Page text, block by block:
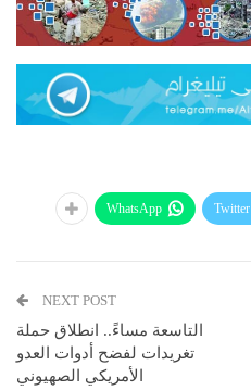
Twitter
WhatsApp
NEXT POST
التاسعة مساءً.. انطلاق حملة
تغريدات لفضح أدوات العدو
الأمريكي الصهيوني